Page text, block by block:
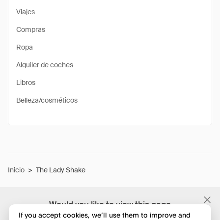
Would you like to view this page
in English?
Viajes
Compras
Ropa
Alquiler de coches
Libros
Belleza/cosméticos
Inicio > The Lady Shake
If you accept cookies, we’ll use them to improve and